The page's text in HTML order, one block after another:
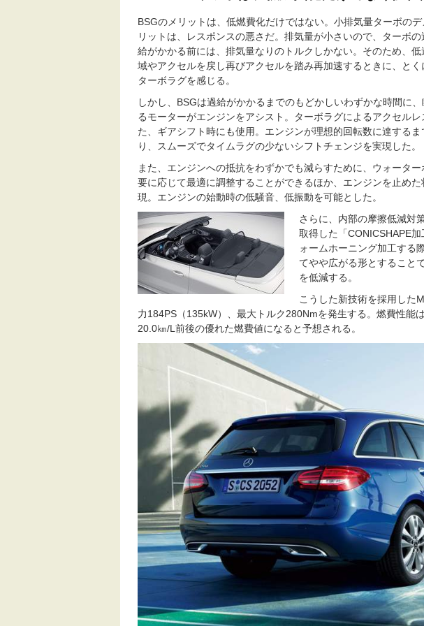
BSGのメリットは、低燃費化だけではない。小排気量ターボのデ
リットは、レスポンスの悪さだ。排気量が小さいので、ターボの
給がかかる前には、排気量なりのトルクしかない。そのため、低
域やアクセルを戻し再びアクセルを踏み再加速するときに、とく
ターボラグを感じる。
しかし、BSGは過給がかかるまでのもどかしいわずかな時間に
るモーターがエンジンをアシスト。ターボラグによるアクセル
た、ギアシフト時にも使用。エンジンが理想的回転数に達する
り、スムーズでタイムラグの少ないシフトチェンジを実現した。
また、エンジンへの抵抗をわずかでも減らすために、ウォータ
要に応じて最適に調整することができるほか、エンジンを止め
現。エンジンの始動時の低騒音、低振動を可能とした。
さらに、内部の摩擦低減対
取得した「CONICSHAPE
ォームホーニング加工する
てやや広がる形とすること
を低減する。
こうした新技術を採用した
力184PS（135kW）、最大トルク280Nmを発生する。燃費性能
20.0㎞/L前後の優れた燃費値になると予想される。